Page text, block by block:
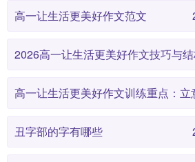
高一让生活更美好作文范文
2026高一让生活更美好作文技巧与
高一让生活更美好作文训练重点：立
丑字部的字有哪些